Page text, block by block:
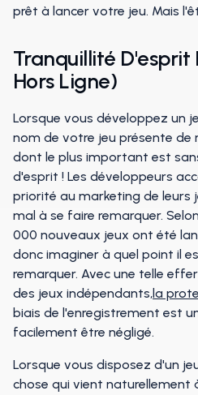
prêt à lancer votre jeu. Mais
Tranquillité D'esprit
Hors Ligne)
Lorsque vous développez un
nom de votre jeu présente de
dont le plus important est
d'esprit ! Les développeurs
priorité au marketing de leurs
mal à se faire remarquer.
000 nouveaux jeux ont été
donc imaginer à quel point il
remarquer. Avec une telle
des jeux indépendants,la
biais de l'enregistrement est
facilement être négligé.
Lorsque vous disposez d'un
chose qui vient naturellement